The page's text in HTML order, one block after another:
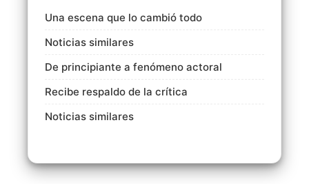
Una escena que lo cambió todo
Noticias similares
De principiante a fenómeno actoral
Recibe respaldo de la crítica
Noticias similares